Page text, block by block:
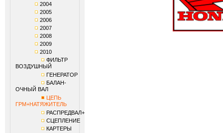
2004
2005
2006
2007
2008
2009
2010
ФИЛЬТР
ВОЗДУШНЫЙ
ГЕНЕРАТОР
БАЛАН-
ОЧНЫЙ ВАЛ
ЦЕПЬ
ГРМ+НАТЯЖИТЕЛЬ
РАСПРЕДВАЛ+КЛАПАНЫ
СЦЕПЛЕНИЕ
КАРТЕРЫ